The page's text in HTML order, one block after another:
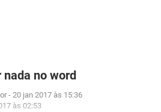
no word
- 20 jan 2017 às 15:36
às 02:53